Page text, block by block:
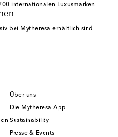
internationalen Luxusmarken
bei Mytheresa erhältlich sind
Über uns
Die Mytheresa App
Sustainability
Presse & Events